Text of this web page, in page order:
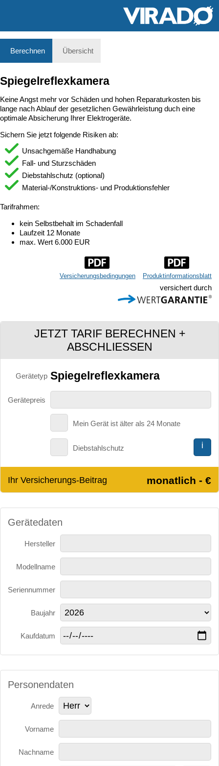
Berechnen Übersicht
Spiegelreflexkamera
Keine Angst mehr vor Schäden und hohen Reparaturkosten bis
lange nach Ablauf der gesetzlichen Gewährleistung duch eine
optimale Absicherung Ihrer Elektrogeräte.
Sichern Sie jetzt folgende Risiken ab:
Unsachgemäße Handhabung
Fall- und Sturzschäden
Diebstahlschutz (optional)
Material-/Konstruktions- und Produktionsfehler
Tarifrahmen:
kein Selbstbehalt im Schadenfall
Laufzeit 12 Monate
max. Wert 6.000 EUR
Produktinformationsblatt
Versicherungsbedingungen
versichert durch
JETZT TARIF BERECHNEN +
ABSCHLIESSEN
Gerätetyp Spiegelreflexkamera
Gerätepreis
Mein Gerät ist älter als 24 Monate
i
Diebstahlschutz
Ihr Versicherungs-Beitrag monatlich - €
Gerätedaten
Hersteller
Modellname
Seriennummer
Baujahr
Kaufdatum
Personendaten
Anrede
Vorname
Nachname